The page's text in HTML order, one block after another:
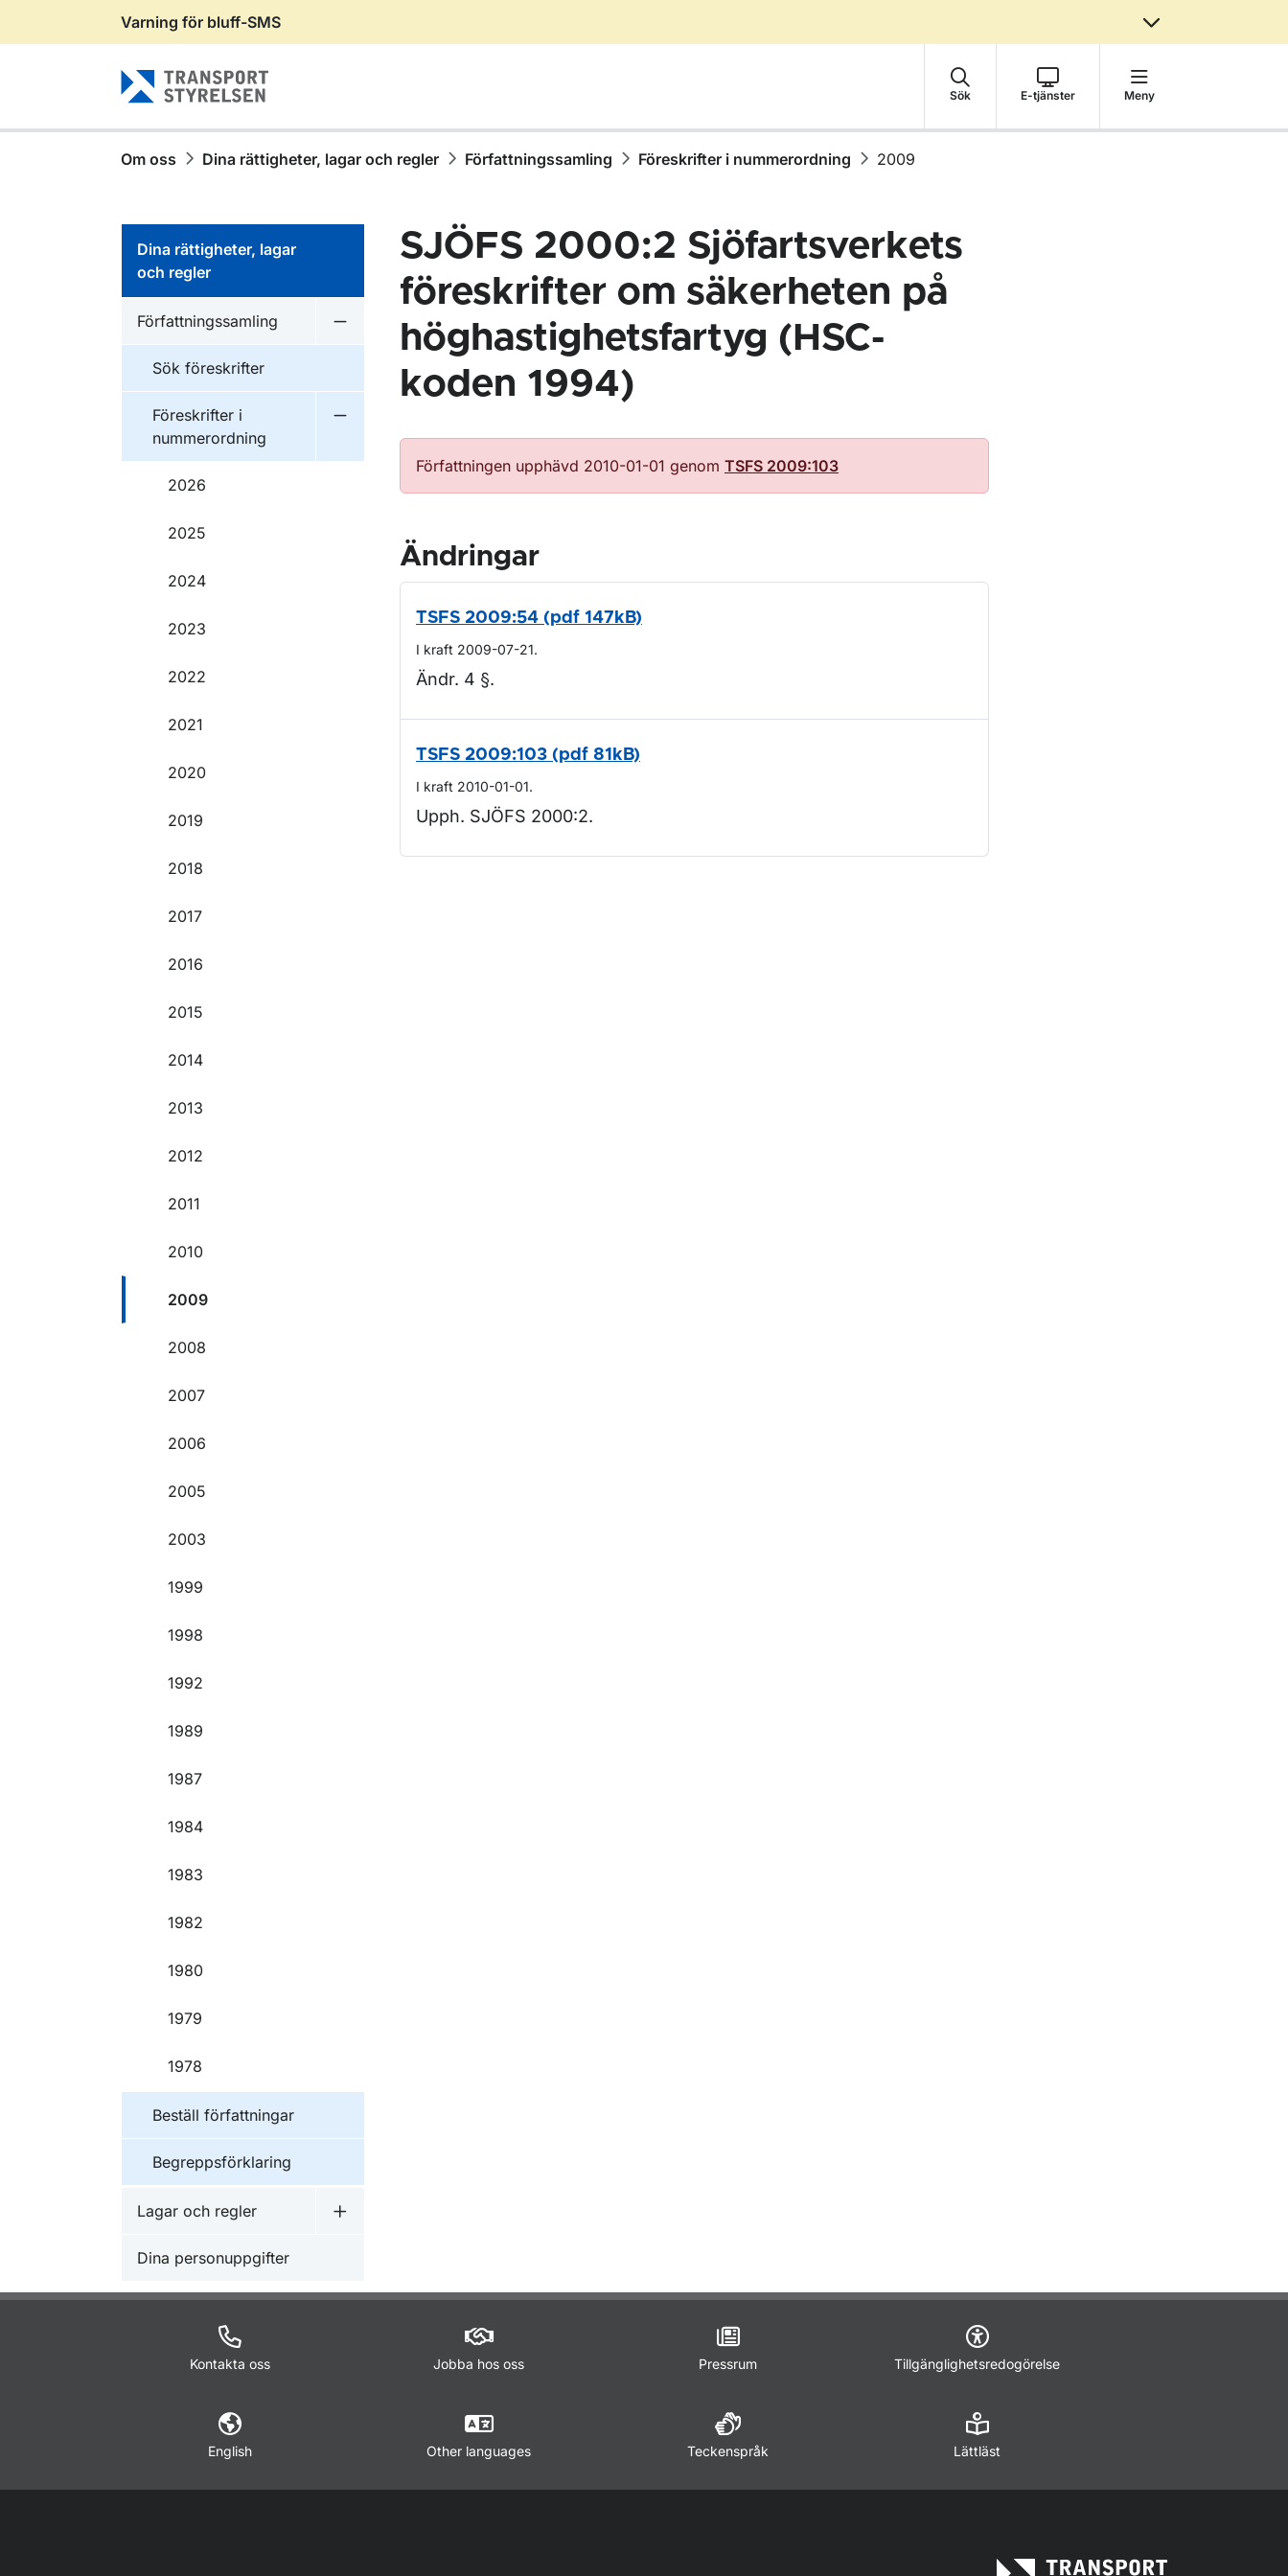
Gå till sidans innehåll
Varning för bluff-SMS
Sök E-tjänster Meny
Om oss Dina rättigheter, lagar och regler Författningssamling Föreskrifter i nummerordning 2009
Dina rättigheter, lagar
och regler
Författningssamling
Undermeny för Författningssamling
Sök föreskrifter
Föreskrifter i
nummerordning
2026
2025
2024
2023
2022
2021
2020
2019
2018
2017
2016
2015
2014
2013
2012
2011
2010
2009
2008
2007
2006
2005
2003
1999
1998
1992
1989
1987
1984
1983
1982
1980
1979
1978
Beställ författningar
Begreppsförklaring
Lagar och regler
Undermeny för Lagar och regler
Dina personuppgifter
SJÖFS 2000:2 Sjöfartsverkets
föreskrifter om säkerheten på
höghastighetsfartyg (HSC-
koden 1994)
Författningen upphävd 2010-01-01 genom TSFS 2009:103
Ändringar
TSFS 2009:54 (pdf 147kB)
I kraft 2009-07-21.
Ändr. 4 §.
TSFS 2009:103 (pdf 81kB)
I kraft 2010-01-01.
Upph. SJÖFS 2000:2.
Kontakta oss Jobba hos oss Pressrum Tillgänglighetsredogörelse
English Other languages Teckenspråk Lättläst